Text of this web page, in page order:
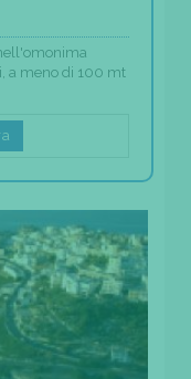
a meno di 100 mt